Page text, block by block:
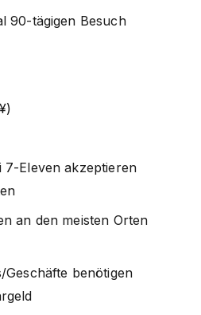
90-tägigen Besuch
7-Eleven akzeptieren
an den meisten Orten
Geschäfte benötigen